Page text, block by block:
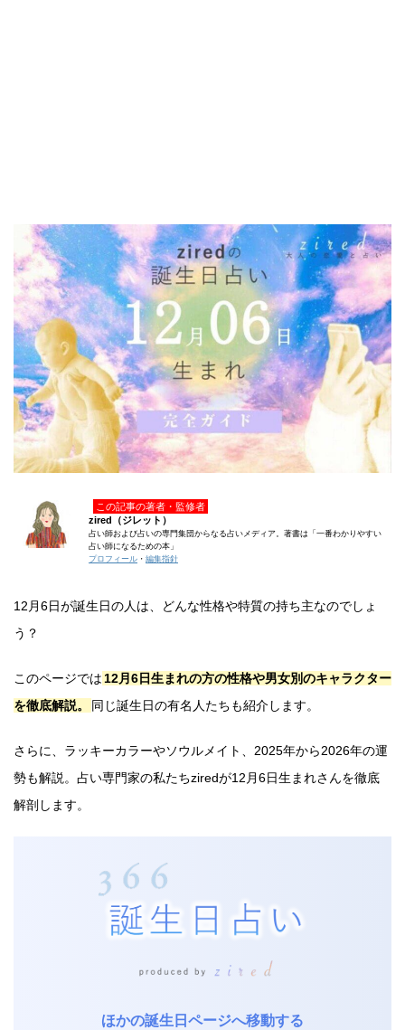
この記事の著者・監修者
zired（ジレット）
占い師および占いの専門集団からなる占いメディア。著書は「一番わかりやすい
占い師になるための本」
プロフィール ・ 編集指針
12月6日が誕生日の人は、どんな性格や特質の持ち主なのでしょ
う？
このページでは 12月6日生まれの方の性格や男女別のキャラクター
を徹底解説。
同じ誕生日の有名人たちも紹介します。
さらに、ラッキーカラーやソウルメイト、2025年から2026年の運
勢も解説。占い専門家の私たちziredが12月6日生まれさんを徹底
解剖します。
ほかの誕生日ページへ移動する